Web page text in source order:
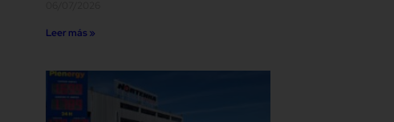
Leer más »